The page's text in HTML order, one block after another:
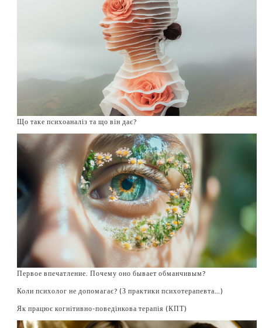
Що таке психоаналіз та що він дає?
Первое впечатление. Почему оно бывает обманчивым?
Коли психолог не допомагає? (З практики психотерапевта…)
Як працює когнітивно-поведінкова терапія (КПТ)